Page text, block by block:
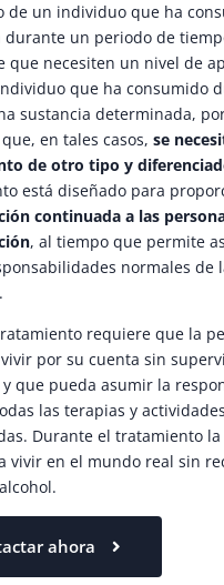
de un individuo que ha
durante un periodo de
que necesiten un nivel de
que ha consumido
sustancia determinada,
en tales casos, se
de otro tipo y
está diseñado para
continuada a las
, al tiempo que permite
normales de
requiere que la
por su cuenta sin
que pueda asumir la
las terapias y actividades
Durante el tratamiento la
vivir en el mundo real sin
ahora